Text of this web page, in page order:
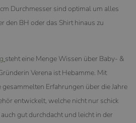
Durchmesser sind optimal um alles
den BH oder das Shirt hinaus zu
steht eine Menge Wissen über Baby- &
Verena ist Hebamme. Mit
Erfahrungen über die Jahre
entwickelt, welche nicht nur schick
gut durchdacht und leicht in der